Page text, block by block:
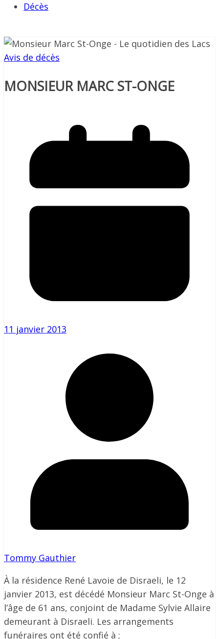
Décès
Avis de décès
MONSIEUR MARC ST-ONGE
11 janvier 2013
Tommy Gauthier
À la résidence René Lavoie de Disraeli, le 12
janvier 2013, est décédé Monsieur Marc St-Onge à
l’âge de 61 ans, conjoint de Madame Sylvie Allaire
demeurant à Disraeli. Les arrangements
funéraires ont été confié à ;